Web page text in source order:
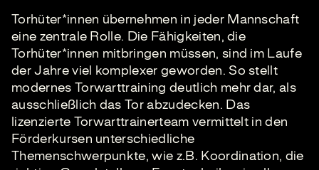
Torhüter*innen übernehmen in jeder Mannschaft
eine zentrale Rolle. Die Fähigkeiten, die
Torhüter*innen mitbringen müssen, sind im Laufe
der Jahre viel komplexer geworden. So stellt
modernes Torwarttraining deutlich mehr dar, als
ausschließlich das Tor abzudecken. Das
lizenzierte Torwarttrainerteam vermittelt in den
Förderkursen unterschiedliche
Themenschwerpunkte, wie z.B. Koordination, die